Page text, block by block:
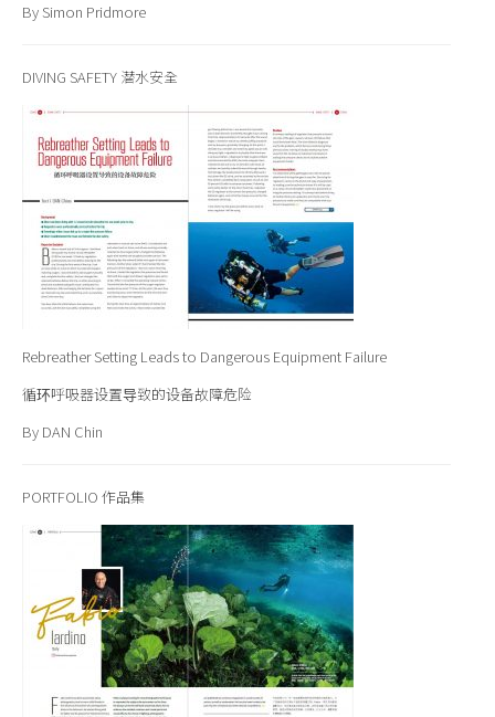
By Simon Pridmore
DIVING SAFETY 潜水安全
Rebreather Setting Leads to Dangerous Equipment Failure
循环呼吸器设置导致的设备故障危险
By DAN Chin
PORTFOLIO 作品集